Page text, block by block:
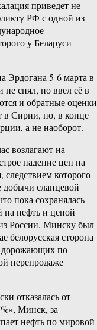
приведет не
РФ с одной из
у Беларуси
Эрдогана 5-6 марта в
снял, но ввел её в
и обратные
в Сирии, но, в конце
а не наоборот.
возлагают на
падение цен на
следствием которого
добычи сланцевой
пока сохранялась
на нефть и ценой
России, Минску был
белорусская сторона
дорожающих по
перепродаже
отказалась от
Минск, за
нефть по мировой